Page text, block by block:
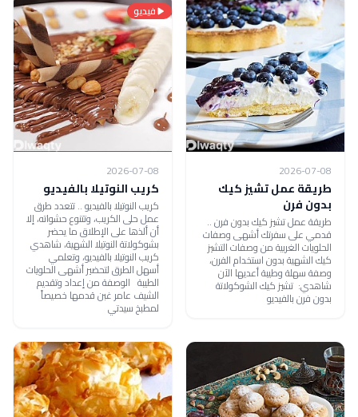
2026-07-08
طريقة عمل تشيز كيك
بدون فرن
طريقة عمل تشيز كيك بدون فرن ..
قدمي على سفرتك أشهى وصفات
الحلويات الغربية من وصفات التشيز
كيك الشهية بدون استخدام الفرن،
وصفة سهلة وطيبة أعديها الآن
شاهدي: تشيز كيك الشوكولاتة
بدون فرن بالفيديو
فيديو
2026-07-08
كريب النوتيلا بالفيديو
كريب النوتيلا بالفيديو .. تتعدد طرق
عمل حلى الكريب، وتتنوع حشواته، إلا
أن ألذها على الإطلاق ما يحضر
بشوكولاتة النوتيلا الشهية، شاهدي
كريب النوتيلا بالفيديو، وتعلمي
أسهل الطرق لتحضير أشهى الحلويات
الطيبة الوصفة من إعداد وتقديم
الشيف عامر غبن قدمها خصيصاً
لمطبخ سيدتي